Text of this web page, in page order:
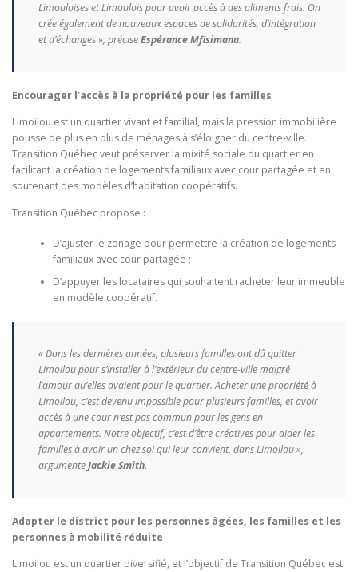
Limouloises et Limoulois pour avoir accès à des aliments frais. On
crée également de nouveaux espaces de solidarités, d’intégration
et d’échanges », préciseEspérance Mfisimana.
Encourager l’accès à la propriété pour les familles
Limoilou est un quartier vivant et familial, mais la pression immobilière
pousse de plus en plus de ménages à s’éloigner du centre-ville.
Transition Québec veut préserver la mixité sociale du quartier en
facilitant la création de logements familiaux avec cour partagée et en
soutenant des modèles d’habitation coopératifs.
Transition Québec propose :
D’ajuster le zonage pour permettre la création de logements
familiaux avec cour partagée ;
D’appuyer les locataires qui souhaitent racheter leur immeuble
en modèle coopératif.
« Dans les dernières années, plusieurs familles ont dû quitter
Limoilou pour s’installer à l’extérieur du centre-ville malgré
l’amour qu’elles avaient pour le quartier. Acheter une propriété à
Limoilou, c’est devenu impossible pour plusieurs familles, et avoir
accès à une cour n’est pas commun pour les gens en
appartements. Notre objectif, c’est d’être créatives pour aider les
familles à avoir un chez soi qui leur convient, dans Limoilou »,
argumenteJackie Smith.
Adapter le district pour les personnes âgées, les familles et les
personnes à mobilité réduite
Limoilou est un quartier diversifié, et l’objectif de Transition Québec est